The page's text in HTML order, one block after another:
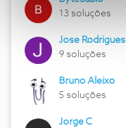
13 soluções
Jose Rodrigues
9 soluções
Bruno Aleixo
5 soluções
Jorge C